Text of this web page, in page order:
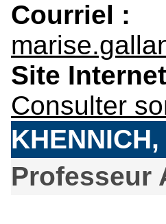
Courriel :
Site
Consulter
Professeur